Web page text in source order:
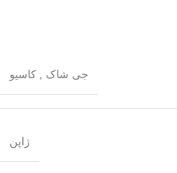
جی شاک , کاسیو
ژاپن